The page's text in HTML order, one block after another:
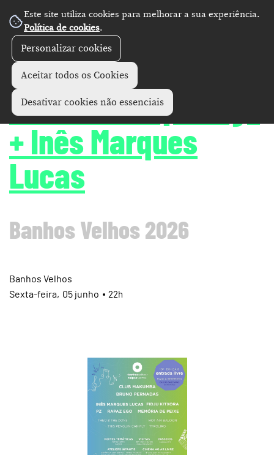
Este site utiliza cookies para melhorar a sua experiência.
Política de cookies.
Personalizar cookies
Aceitar todos os Cookies
Desativar cookies não essenciais
Concertos +
Concerto Rapaz Ego
+ Inês Marques
Lucas
Banhos Velhos 2026
Banhos Velhos
05 junho
Sexta 22h